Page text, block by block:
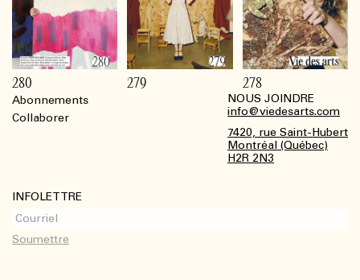
Abonnements
Collaborer
NOUS JOINDRE
info@viedesarts.com
7420, rue Saint-Hubert
Montréal (Québec)
H2R 2N3
INFOLETTRE
280 279 278